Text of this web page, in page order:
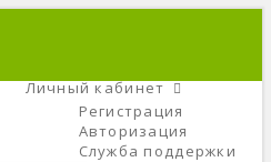
Личный кабинет
Регистрация
Авторизация
Служба поддержки